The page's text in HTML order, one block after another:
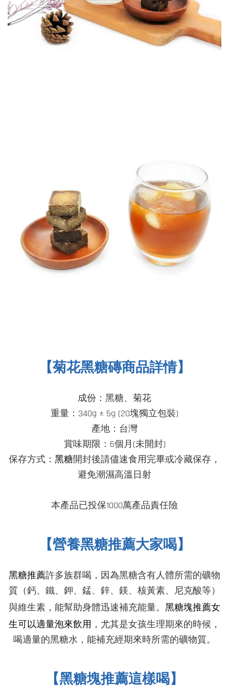
【菊花黑糖磚商品詳情】
成份：黑糖、菊花
重量：340g ± 5g (20塊獨立包裝)
產地：台灣
賞味期限：6個月(未開封)
保存方式 ： 黑糖開封後請儘速食用完畢或冷藏保存，
避免潮濕高溫日射
本產品已投保1000萬產品責任險
【營養黑糖推薦大家喝】
黑糖推薦許多族群喝，因為黑糖含有人體所需的礦物
質（鈣、鐵、鉀、錳、鋅、鎂、核黃素、尼克酸等）
與維生素，能幫助身體迅速補充能量。 黑糖塊推薦女
生可以適量泡來飲用 ，尤其是女孩生理期來的時候，
喝適量的黑糖水，能補充經期來時所需的礦物質。
【黑糖塊推薦這樣喝】